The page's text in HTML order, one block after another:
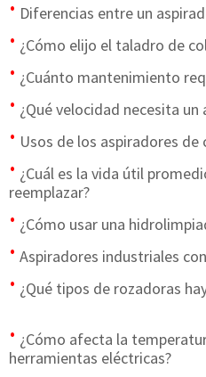
Diferencias entre un
¿Cómo elijo el taladro de
¿Cuánto mantenimiento
¿Qué velocidad necesita
Usos de los aspiradores de
¿Cuál es la vida útil
reemplazar?
¿Cómo usar una
Aspiradores industriales
¿Qué tipos de rozadoras
¿Cómo afecta la
herramientas eléctricas?